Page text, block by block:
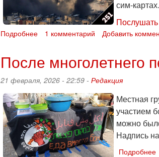
сим-картах.
Подробнее
«Тренды
и
хаоса»,
эпизод
251
1 комментарий Добавить
После многолетнего
21 февраля, 2026 - 22:59 - Редакция
Местная
участием
можно
Надпись
Подробнее